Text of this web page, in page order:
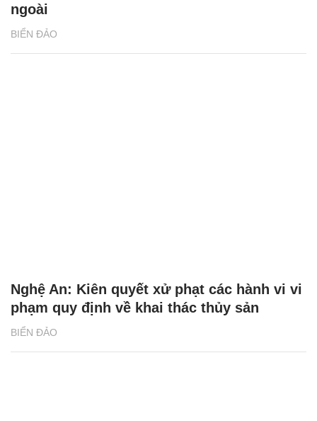
BIỂN ĐẢO
ngoài
BIỂN ĐẢO
Nghệ An: Kiên quyết xử phạt các hành vi vi
phạm quy định về khai thác thủy sản